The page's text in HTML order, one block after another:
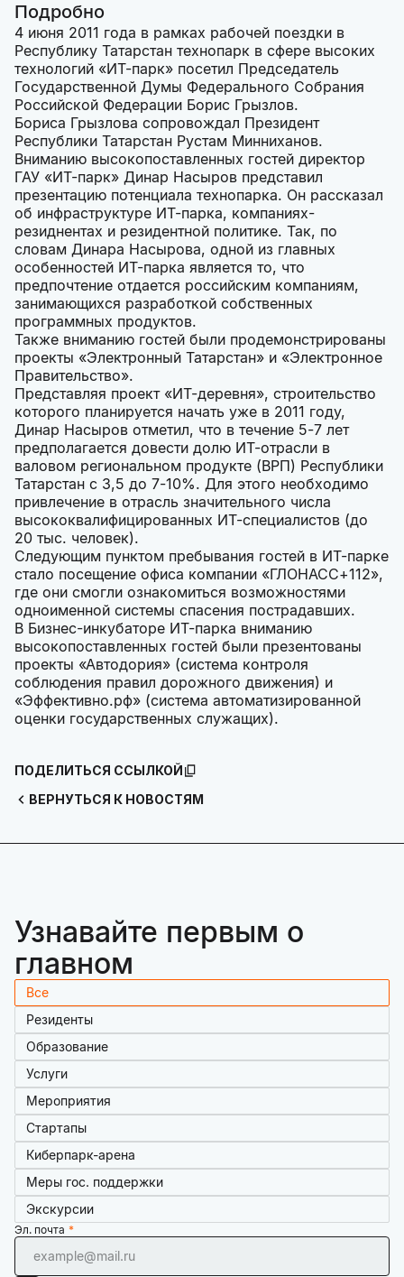
Подробно
4 июня 2011 года в рамках рабочей поездки в
Республику Татарстан технопарк в сфере высоких
технологий «ИТ-парк» посетил Председатель
Государственной Думы Федерального Собрания
Российской Федерации Борис Грызлов.
Бориса Грызлова сопровождал Президент
Республики Татарстан Рустам Минниханов.
Вниманию высокопоставленных гостей директор
ГАУ «ИТ-парк» Динар Насыров представил
презентацию потенциала технопарка. Он рассказал
об инфраструктуре ИТ-парка, компаниях-
резиднентах и резидентной политике. Так, по
словам Динара Насырова, одной из главных
особенностей ИТ-парка является то, что
предпочтение отдается российским компаниям,
занимающихся разработкой собственных
программных продуктов.
Также вниманию гостей были продемонстрированы
проекты «Электронный Татарстан» и «Электронное
Правительство».
Представляя проект «ИТ-деревня», строительство
которого планируется начать уже в 2011 году,
Динар Насыров отметил, что в течение 5-7 лет
предполагается довести долю ИТ-отрасли в
валовом региональном продукте (ВРП) Республики
Татарстан с 3,5 до 7-10%. Для этого необходимо
привлечение в отрасль значительного числа
высококвалифицированных ИТ-специалистов (до
20 тыс. человек).
Следующим пунктом пребывания гостей в ИТ-парке
стало посещение офиса компании «ГЛОНАСС+112»,
где они смогли ознакомиться возможностями
одноименной системы спасения пострадавших.
В Бизнес-инкубаторе ИТ-парка вниманию
высокопоставленных гостей были презентованы
проекты «Автодория» (система контроля
соблюдения правил дорожного движения) и
«Эффективно.рф» (система автоматизированной
оценки государственных служащих).
ВЕРНУТЬСЯ К НОВОСТЯМ
ПОДЕЛИТЬСЯ ССЫЛКОЙ
Узнавайте первым о
главном
Все
Резиденты
Образование
Услуги
Мероприятия
Стартапы
Киберпарк-арена
Меры гос. поддержки
Экскурсии
Эл. почта